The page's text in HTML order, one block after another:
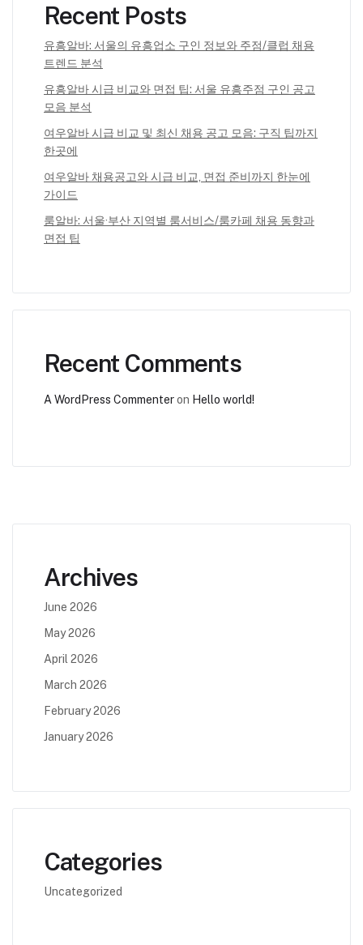
Recent Posts
유흥알바: 서울의 유흥업소 구인 정보와 주점/클럽 채용
트렌드 분석
유흥알바 시급 비교와 면접 팁: 서울 유흥주점 구인 공고
모음 분석
여우알바 시급 비교 및 최신 채용 공고 모음: 구직 팁까지
한곳에
여우알바 채용공고와 시급 비교, 면접 준비까지 한눈에
가이드
룸알바: 서울·부산 지역별 룸서비스/룸카페 채용 동향과
면접 팁
Recent Comments
A WordPress Commenteron Hello world!
Archives
June 2026
May 2026
April 2026
March 2026
February 2026
January 2026
Categories
Uncategorized